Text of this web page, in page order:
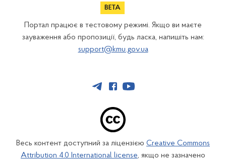
Портал працює в тестовому режимі. Якщо ви маєте
зауваження або пропозиції, будь ласка, напишіть нам:
support@kmu.gov.ua
Весь контент доступний за ліцензією Creative Commons
Attribution 4.0 International license, якщо не зазначено